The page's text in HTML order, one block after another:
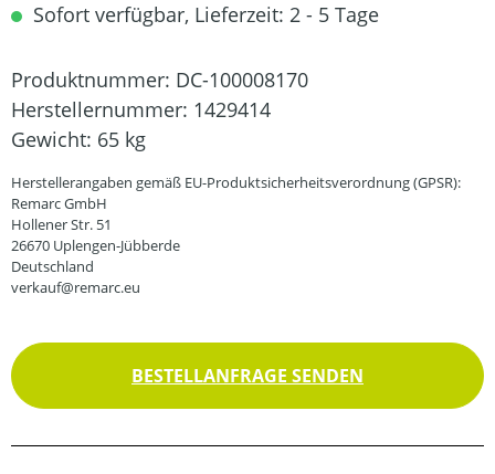
Sofort verfügbar, Lieferzeit: 2 - 5 Tage
Produktnummer: DC-100008170
Herstellernummer: 1429414
Gewicht: 65 kg
Herstellerangaben gemäß EU-Produktsicherheitsverordnung (GPSR):
Remarc GmbH
Hollener Str. 51
26670 Uplengen-Jübberde
Deutschland
verkauf@remarc.eu
BESTELLANFRAGE SENDEN